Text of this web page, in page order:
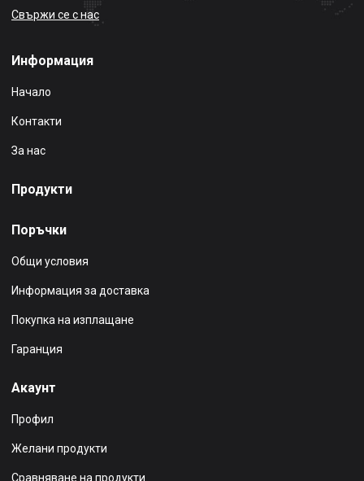
Свържи се с нас
Информация
Начало
Контакти
За нас
Продукти
Поръчки
Общи условия
Информация за доставка
Покупка на изплащане
Гаранция
Акаунт
Профил
Желани продукти
Сравняване на продукти